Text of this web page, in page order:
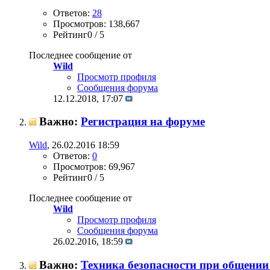
Ответов: 28
Просмотров: 138,667
Рейтинг0 / 5
Последнее сообщение от
Wild
Просмотр профиля
Сообщения форума
12.12.2018, 17:07
Важно: Регистрация на форуме
Wild, 26.02.2016 18:59
Ответов: 0
Просмотров: 69,967
Рейтинг0 / 5
Последнее сообщение от
Wild
Просмотр профиля
Сообщения форума
26.02.2016, 18:59
Важно: Техника безопасности при